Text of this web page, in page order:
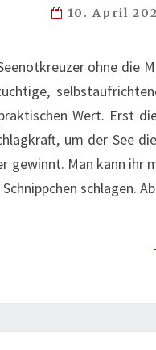
10. April
ohne die
Wert. Erst
um der See
gewinnt. Man kann ihr
schlagen.